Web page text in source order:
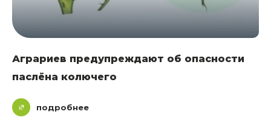
Аграриев предупреждают об опасности
паслёна колючего
подробнее